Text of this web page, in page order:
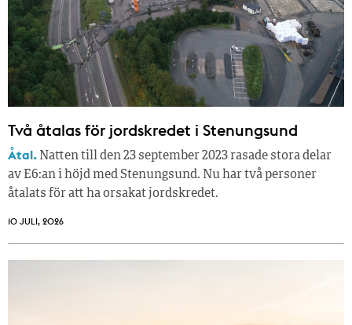
Två åtalas för jordskredet i Stenungsund
Åtal. Natten till den 23 september 2023 rasade stora delar
av E6:an i höjd med Stenungsund. Nu har två personer
åtalats för att ha orsakat jordskredet.
10 JULI, 2026